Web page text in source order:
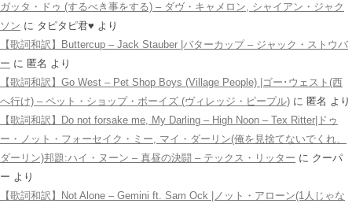
ガッタ・ドゥ (するべき事をする) – ダヴ・キャメロン, シャイアン・ジャク
ソン に タピタピ君♥️ より
【歌詞和訳】Buttercup – Jack Stauber |バターカップ – ジャック・ストウバ
ー に 匿名 より
【歌詞和訳】Go West – Pet Shop Boys (Village People) |ゴー･ウェスト(西
へ行け) – ペット・ショップ・ボーイズ (ヴィレッジ・ピープル) に 匿名 より
【歌詞和訳】Do not forsake me, My Darling – High Noon – Tex Ritter|ドゥ
ー・ノット・フォーセイク・ミー, マイ・ダーリン(俺を見捨てないでくれ、
ダーリン)邦題:ハイ・ヌーン – 真昼の決闘 – テックス・リッター に クーパ
ー より
【歌詞和訳】Not Alone – Gemini ft. Sam Ock |ノット・アローン(1人じゃな